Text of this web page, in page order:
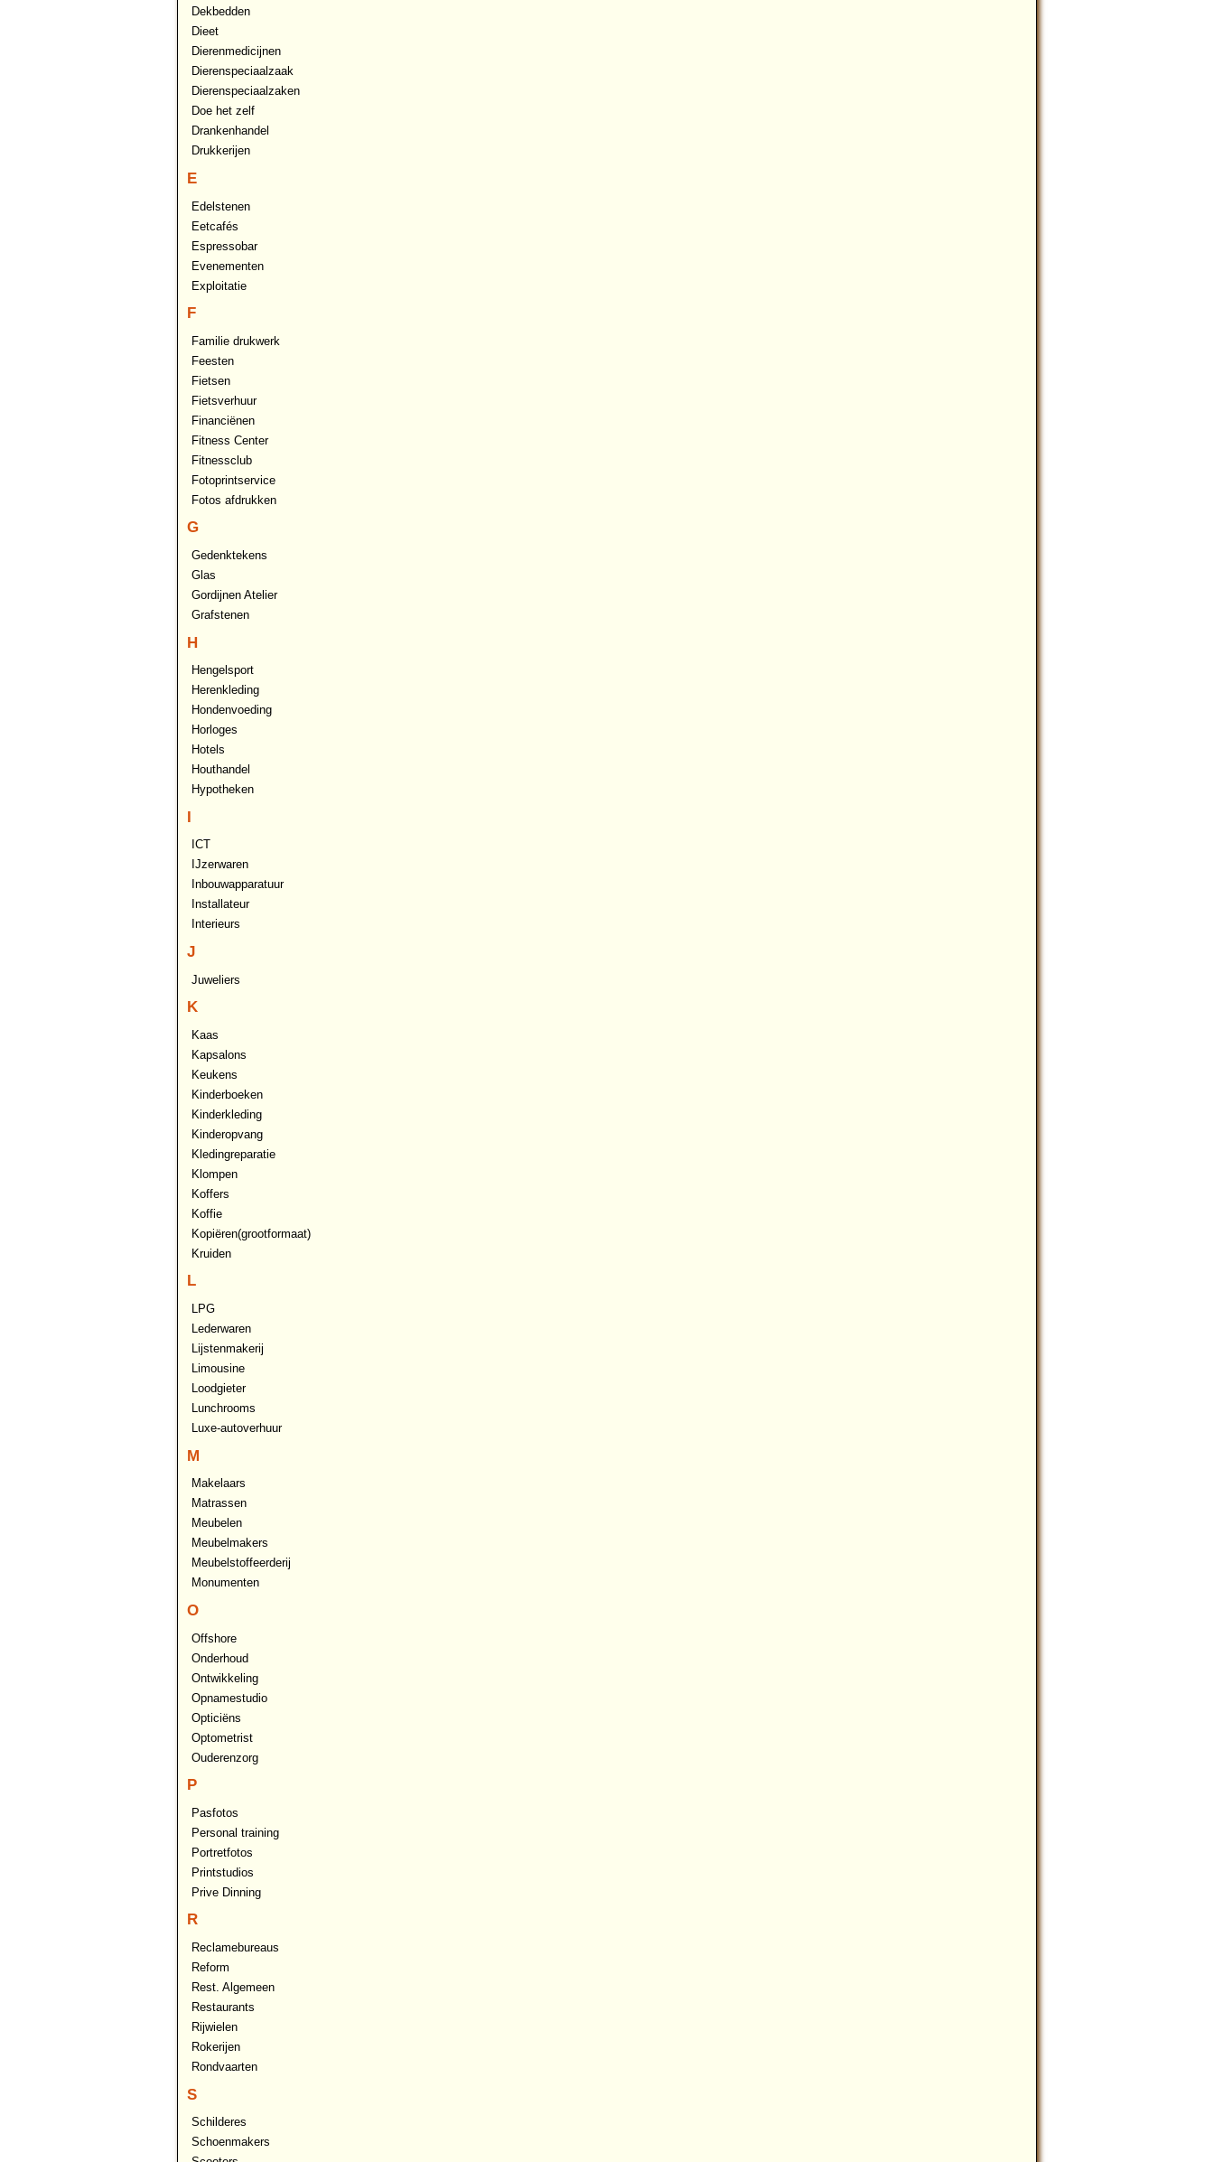
Dekbedden
Dieet
Dierenmedicijnen
Dierenspeciaalzaak
Dierenspeciaalzaken
Doe het zelf
Drankenhandel
Drukkerijen
E
Edelstenen
Eetcafés
Espressobar
Evenementen
Exploitatie
F
Familie drukwerk
Feesten
Fietsen
Fietsverhuur
Financiënen
Fitness Center
Fitnessclub
Fotoprintservice
Fotos afdrukken
G
Gedenktekens
Glas
Gordijnen Atelier
Grafstenen
H
Hengelsport
Herenkleding
Hondenvoeding
Horloges
Hotels
Houthandel
Hypotheken
I
ICT
IJzerwaren
Inbouwapparatuur
Installateur
Interieurs
J
Juweliers
K
Kaas
Kapsalons
Keukens
Kinderboeken
Kinderkleding
Kinderopvang
Kledingreparatie
Klompen
Koffers
Koffie
Kopiëren(grootformaat)
Kruiden
L
LPG
Lederwaren
Lijstenmakerij
Limousine
Loodgieter
Lunchrooms
Luxe-autoverhuur
M
Makelaars
Matrassen
Meubelen
Meubelmakers
Meubelstoffeerderij
Monumenten
O
Offshore
Onderhoud
Ontwikkeling
Opnamestudio
Opticiëns
Optometrist
Ouderenzorg
P
Pasfotos
Personal training
Portretfotos
Printstudios
Prive Dinning
R
Reclamebureaus
Reform
Rest. Algemeen
Restaurants
Rijwielen
Rokerijen
Rondvaarten
S
Schilderes
Schoenmakers